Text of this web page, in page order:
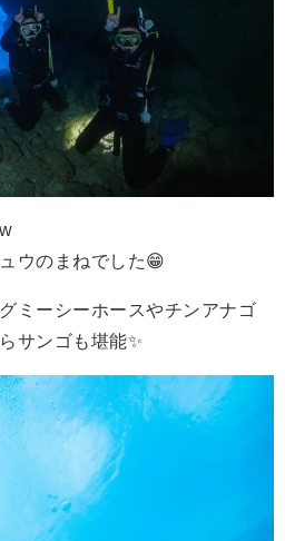
ウのまねでした😁
ミーシーホースやチンアナゴ
サンゴも堪能✨